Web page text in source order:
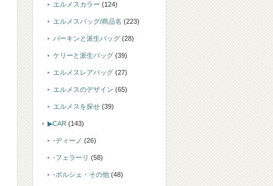
エルメスカラー (124)
エルメスバッグ/商品名 (223)
バーキンと派生バッグ (28)
ケリーと派生バッグ (39)
エルメスレアバッグ (27)
エルメスのデザイン (65)
エルメスを探せ (39)
▶CAR (143)
-ディーノ (26)
-フェラーリ (58)
-ポルシェ・その他 (48)